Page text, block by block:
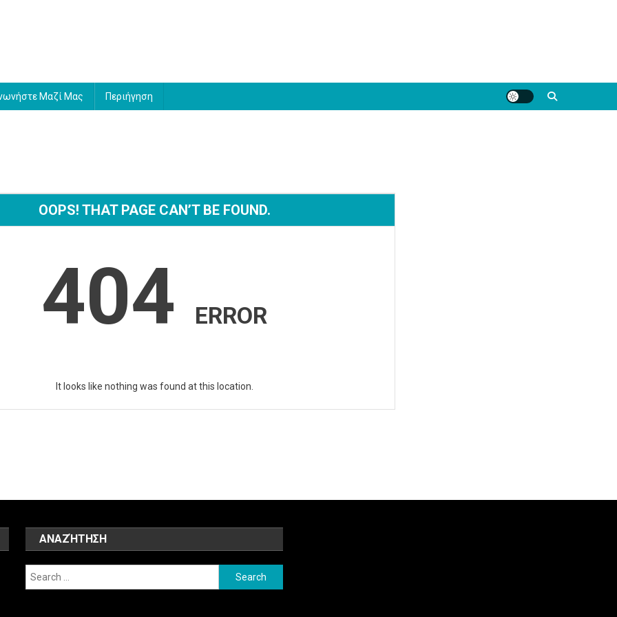
Μαζί Μας Περιήγηση
OOPS! THAT PAGE CAN’T BE FOUND.
404 ERROR
It looks like nothing was found at this location.
ΑΝΑΖΉΤΗΣΗ
Search
for: